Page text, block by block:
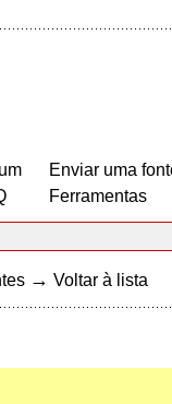
Enviar uma
Ferramentas
→ Voltar à lista